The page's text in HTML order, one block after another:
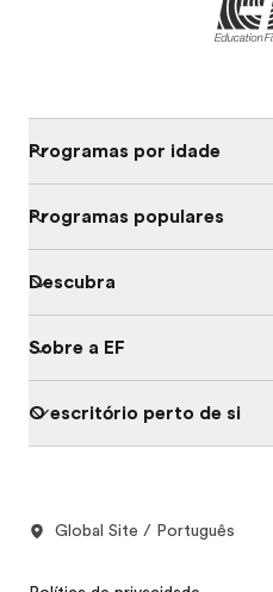
Programas por idade
Programas populares
Descubra
Sobre a EF
O escritório perto de si
Global Site / Português